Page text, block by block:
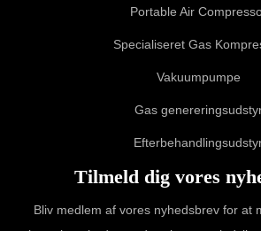
Portable Air
Specialiseret Gas
Vakuumpumpe
Gas
Tilmeld dig vores
Bliv medlem af vores nyhedsbrev for at